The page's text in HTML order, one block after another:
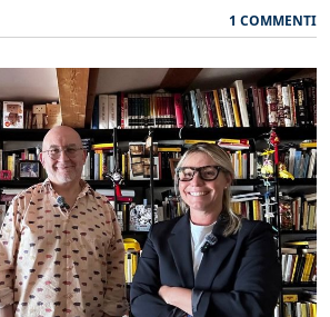
1 COMMENTI